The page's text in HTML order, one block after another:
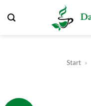
Inhalt
Start »